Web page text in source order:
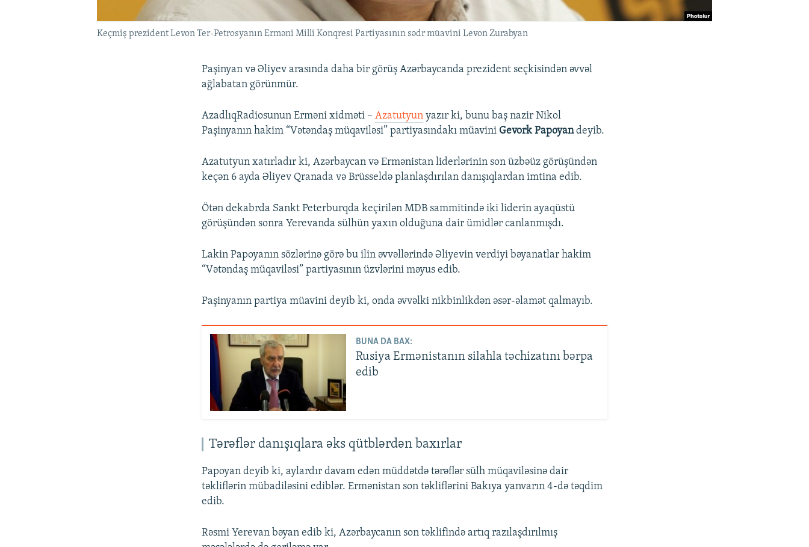
Keçmiş prezident Levon Ter-Petrosyanın Erməni Milli Konqresi Partiyasının sədr müavini Levon Zurabyan
Paşinyan və Əliyev arasında daha bir görüş Azərbaycanda prezident seçkisindən əvvəl
ağlabatan görünmür.
AzadlıqRadiosunun Erməni xidməti –Azatutyun yazır ki, bunu baş nazir Nikol
Paşinyanın hakim “Vətəndaş müqaviləsi” partiyasındakı müavini Gevork Papoyandeyib.
Azatutyun xatırladır ki, Azərbaycan və Ermənistan liderlərinin son üzbəüz görüşündən
keçən 6 ayda Əliyev Qranada və Brüsseldə planlaşdırılan danışıqlardan imtina edib.
Ötən dekabrda Sankt Peterburqda keçirilən MDB sammitində iki liderin ayaqüstü
görüşündən sonra Yerevanda sülhün yaxın olduğuna dair ümidlər canlanmışdı.
Lakin Papoyanın sözlərinə görə bu ilin əvvəllərində Əliyevin verdiyi bəyanatlar hakim
“Vətəndaş müqaviləsi” partiyasının üzvlərini məyus edib.
Paşinyanın partiya müavini deyib ki, onda əvvəlki nikbinlikdən əsər-əlamət qalmayıb.
BUNA DA BAX:
Rusiya Ermənistanın silahla təchizatını bərpa
edib
Tərəflər danışıqlara əks qütblərdən baxırlar
Papoyan deyib ki, aylardır davam edən müddətdə tərəflər sülh müqaviləsinə dair
təkliflərin mübadiləsini ediblər. Ermənistan son təkliflərini Bakıya yanvarın 4-də təqdim
edib.
Rəsmi Yerevan bəyan edib ki, Azərbaycanın son təklifində artıq razılaşdırılmış